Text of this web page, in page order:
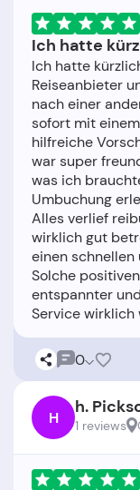
Ich hatte
Ich hatte
Reiseanbieter
nach einer
sofort mit
hilfreiche
war super
was ich
Umbuchung
Alles verlief
wirklich gut
einen
Solche
entspannter
0
H h.
1 reviews